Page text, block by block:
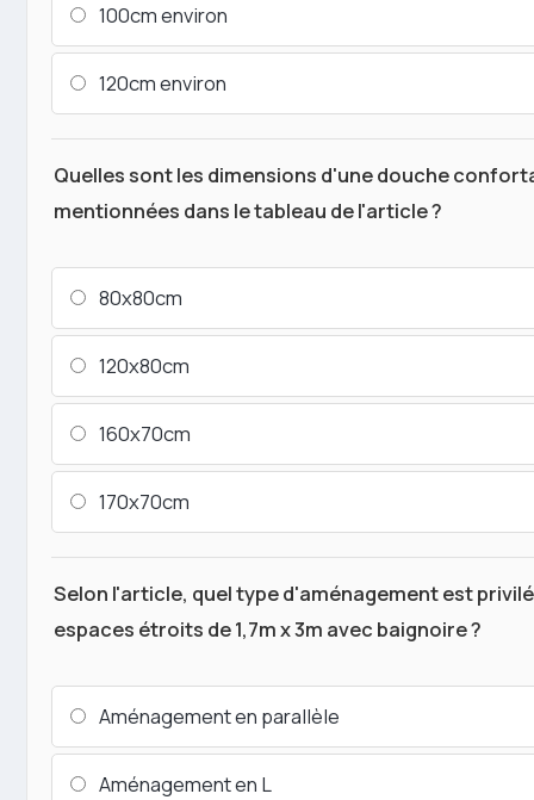
100cm environ
120cm environ
Quelles sont les dimensions d'une douche
mentionnées dans le tableau de l'article ?
80x80cm
120x80cm
160x70cm
170x70cm
Selon l'article, quel type d'aménagement est
espaces étroits de 1,7m x 3m avec baignoire ?
Aménagement en parallèle
Aménagement en L